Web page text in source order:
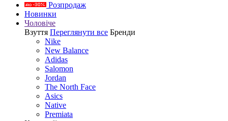
Розпродаж
Новинки
Чоловіче
Взуття Переглянути все Бренди
Nike
New Balance
Adidas
Salomon
Jordan
The North Face
Asics
Native
Premiata